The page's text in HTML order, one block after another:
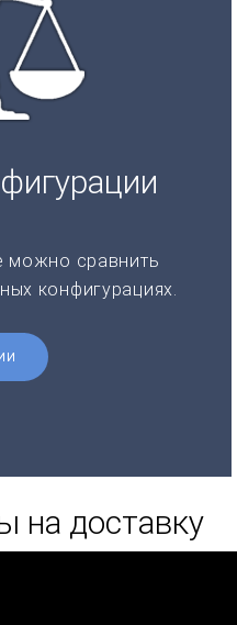
можно сравнить
конфигурациях.
на доставку